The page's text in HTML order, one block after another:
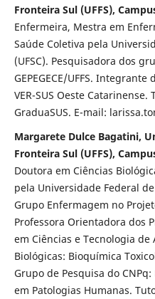
Fronteira Sul (UFFS),
Enfermeira, Mestra em
Saúde Coletiva pela
(UFSC). Pesquisadora dos
GEPEGECE/UFFS.
VER-SUS Oeste Catarinense.
GraduaSUS. E-mail:
Margarete Dulce Bagatini,
Fronteira Sul (UFFS),
Doutora em Ciências
pela Universidade Federal
Grupo Enfermagem no
Professora Orientadora dos
em Ciências e Tecnologia de
Biológicas: Bioquímica
Grupo de Pesquisa do
em Patologias Humanas.